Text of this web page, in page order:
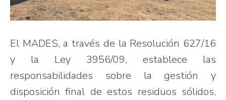
El MADES, a través de la Resolución 627/16
y la Ley 3956/09, establece las
responsabilidades sobre la gestión y
disposición final de estos residuos sólidos,